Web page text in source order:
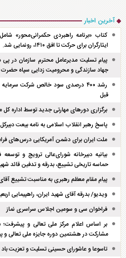
آخرین اخبار
کتاب «برنامه راهبردی حکمرانی‌محور»
ایثارگران برای حرکت تا افق ۱۴۱۰، رونمایی شد.
پیام تسلیت مدیرعامل محترم سازمان در
جهاد سازندگی و محرومیت زدایی سپاه
رشد ۴۰۰ درصدی سود خالص شرکت
قبل
برگزاری دور‌های مهارتی جدید توسط اداره کل
پاسخ رهبر انقلاب اسلامی به نامه بیعت
ملت ایران برای دشمن آمریکایی درس‌های
بیانیه دبیرخانه شورای‌عالی ترویج و
حماسه تاریخی تشییع، بدرقه و تدفین قائد
پیام مقام معظم رهبری به مناسبت تشییع
ویدیو/ بدرقه آقای شهید ایران، راهپیمایی
فراخوان سی و سومین اجلاس سراسری نماز
بر اساس اعلام مرکز ملی تعالی و
مشارکت در هشتمین دوره جایزه ملی تعالی
تاسوعا و عاشورای حسینی تسلیت و تعزیت باد